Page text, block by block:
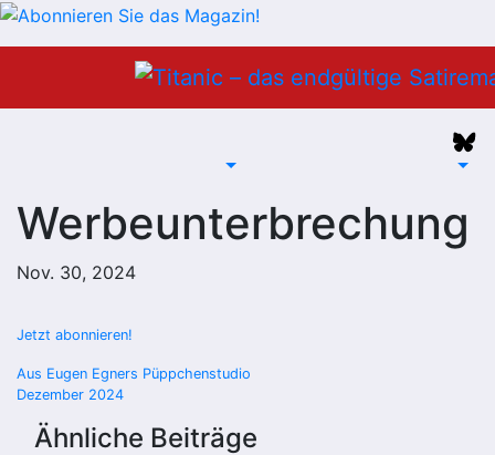
Werbeunterbrechung
Nov. 30, 2024
Jetzt abonnieren!
Beitragsnavigation
Aus Eugen Egners Püppchenstudio
Dezember 2024
Ähnliche Beiträge